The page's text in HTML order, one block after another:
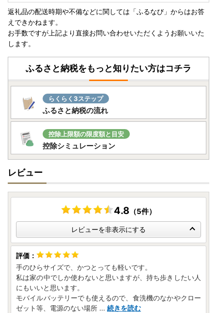
返礼品の配送時期や不備などに関しては「ふるなび」からはお答
えできかねます。
お手数ですが上記より直接お問い合わせいただくようお願いいた
します。
ふるさと納税をもっと知りたい方はコチラ
らくらく3ステップ
ふるさと納税の流れ
控除上限額の限度額と目安
控除シミュレーション
レビュー
4.8 （5件）
レビューを非表示にする
手のひらサイズで、かつとっても軽いです。
私は家の中でしか使わないと思いますが、持ち歩きしたい人
にもいいと思います。
モバイルバッテリーでも使えるので、食洗機のなかやクロー
ゼット等、電源のない場所 ... 続きを読む